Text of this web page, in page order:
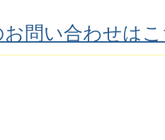
問い合わせは